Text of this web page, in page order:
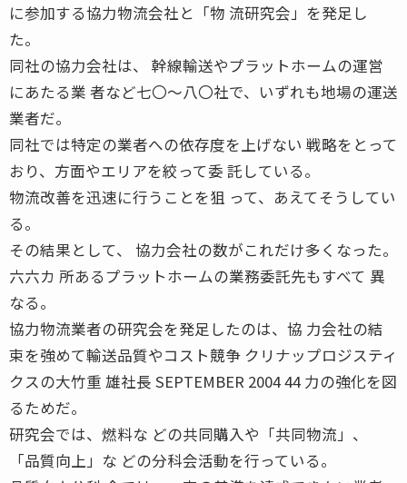
に参加する協力物流会社と「物 流研究会」を発足し
た。
同社の協力会社は、 幹線輸送やプラットホームの運営
にあたる業 者など七〇〜八〇社で、いずれも地場の運送
業者だ。
同社では特定の業者への依存度を上げない 戦略をとって
おり、方面やエリアを絞って委 託している。
物流改善を迅速に行うことを狙 って、あえてそうしてい
る。
その結果として、 協力会社の数がこれだけ多くなった。
六六カ 所あるプラットホームの業務委託先もすべて 異
なる。
協力物流業者の研究会を発足したのは、協 力会社の結
束を強めて輸送品質やコスト競争 クリナップロジスティ
クスの大竹重 雄社長 SEPTEMBER 2004 44 力の強化を図
るためだ。
研究会では、燃料な どの共同購入や「共同物流」、
「品質向上」な どの分科会活動を行っている。